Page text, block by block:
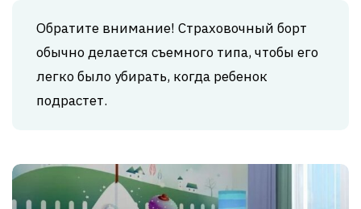
Обратите внимание! Страховочный борт
обычно делается съемного типа, чтобы его
легко было убирать, когда ребенок
подрастет.